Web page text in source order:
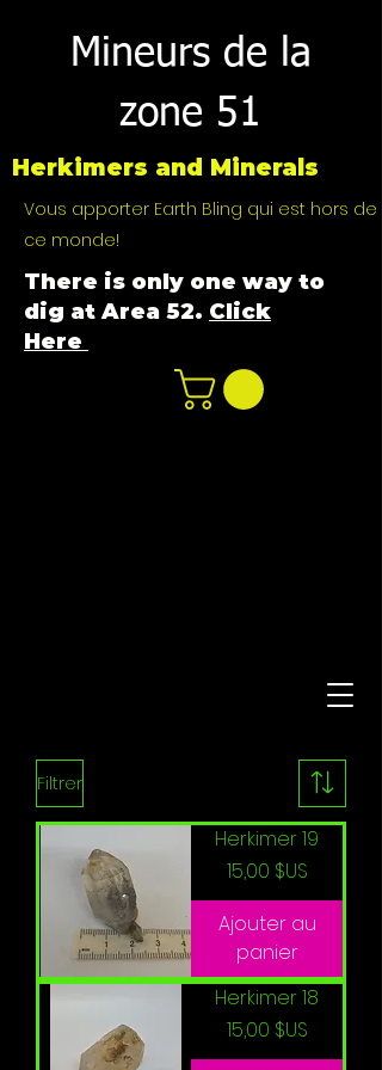
Mineurs de la
zone 51
Herkimers and Minerals
Vous apporter Earth Bling qui est hors de
ce monde!
There is only one way to
dig at Area 52. Click
Here
Filtrer
Herkimer 19
Prix
15,00 $US
Ajouter au
panier
Herkimer 18
Prix
15,00 $US